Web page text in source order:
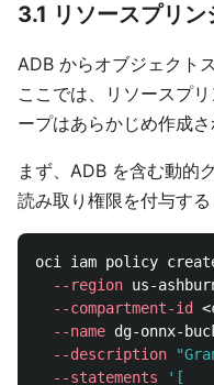
3.1 リソースプリ
ADB からオブジェクト
ここでは、リソースプ
ープはあらかじめ作成さ
まず、ADB を含む動的
読み取り権限を付与す
oci iam policy
--region us-
--compartment-id
--name dg-onnx-
--description
--statements
'[